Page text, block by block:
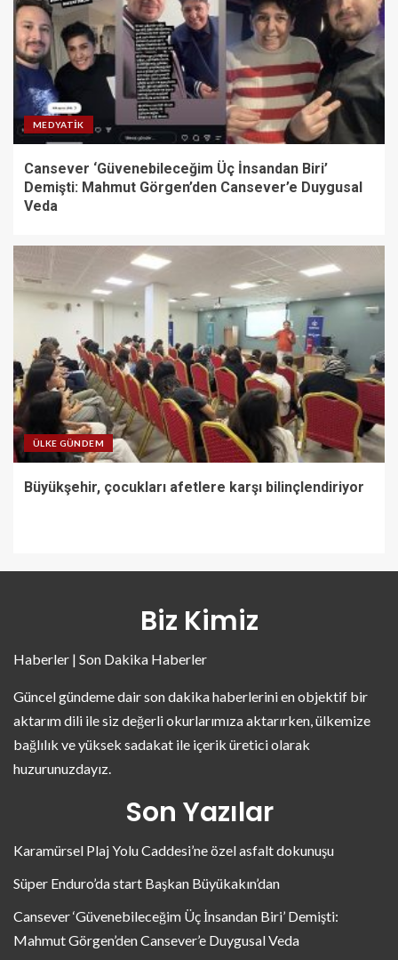
MEDYATIK
Cansever ‘Güvenebileceğim Üç İnsandan Biri’
Demişti: Mahmut Görgen’den Cansever’e Duygusal
Veda
ÜLKE GÜNDEM
Büyükşehir, çocukları afetlere karşı bilinçlendiriyor
Biz Kimiz
Haberler | Son Dakika Haberler
Güncel gündeme dair son dakika haberlerini en objektif bir
aktarım dili ile siz değerli okurlarımıza aktarırken, ülkemize
bağlılık ve yüksek sadakat ile içerik üretici olarak
huzurunuzdayız.
Son Yazılar
Karamürsel Plaj Yolu Caddesi’ne özel asfalt dokunuşu
Süper Enduro’da start Başkan Büyükakın’dan
Cansever ‘Güvenebileceğim Üç İnsandan Biri’ Demişti:
Mahmut Görgen’den Cansever’e Duygusal Veda